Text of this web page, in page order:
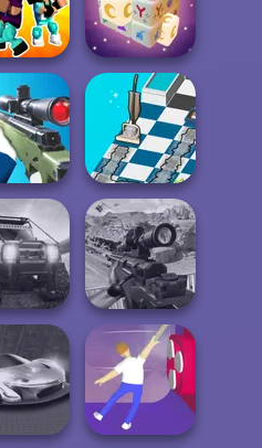
2048 Gun
Rush
Super Hero
Driving School
vs Pro
Mystic Mahjong
Shooter 2
Dusty Maze
Hunter
Life 3D
Sniper Combat
3D